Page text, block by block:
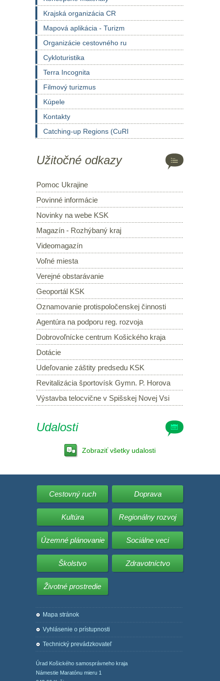
Krajská organizácia CR
Mapová aplikácia - Turizm
Organizácie cestovného ru
Cykloturistika
Terra Incognita
Filmový turizmus
Kúpele
Kontakty
Catching-up Regions (CuRI
Užitočné odkazy
Pomoc Ukrajine
Povinné informácie
Novinky na webe KSK
Magazín - Rozhýbaný kraj
Videomagazín
Voľné miesta
Verejné obstarávanie
Geoportál KSK
Oznamovanie protispoločenskej činnosti
Agentúra na podporu reg. rozvoja
Dobrovoľnícke centrum Košického kraja
Dotácie
Udeľovanie záštity predsedu KSK
Revitalizácia športovísk Gymn. P. Horova
Výstavba telocvične v Spišskej Novej Vsi
Udalosti
Zobraziť všetky udalosti
Cestovný ruch Doprava
Kultúra Regionálny rozvoj
Územné plánovanie Sociálne veci
Školstvo Zdravotníctvo
Životné prostredie
Mapa stránok
Vyhlásenie o prístupnosti
Technický prevádzkovateľ
Úrad Košického samosprávneho kraja
Námestie Maratónu mieru 1